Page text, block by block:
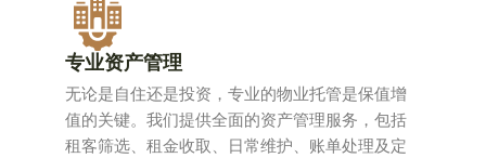
专业资产管理
无论是自住还是投资，专业的物业托管是保值增
值的关键。我们提供全面的资产管理服务，包括
租客筛选、租金收取、日常维护、账单处理及定